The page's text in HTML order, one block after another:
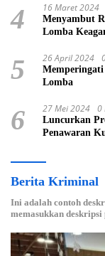
4 16 Maret 2024
Menyambut
Lomba
5 26 April 2024
Lomba
6 27 Mei 2024 0
Luncurkan
Penawaran
Berita Kriminal
Ini adalah contoh
memasukkan